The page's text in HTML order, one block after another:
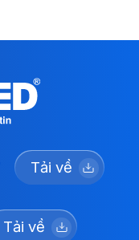
Tải về
Tải về